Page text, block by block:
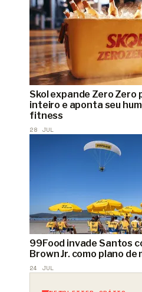
Skol expande Zero Zero
inteiro e aponta seu
fitness
28 JUL
99Food invade Santos
Brown Jr. como plano de
24 JUL